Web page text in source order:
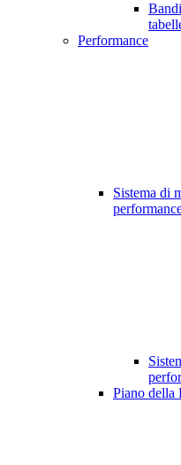
Performance
Sistema di
Piano della